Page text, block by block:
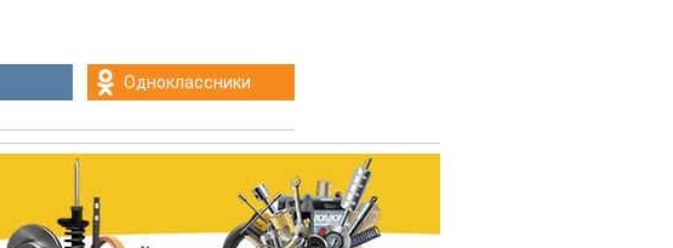
Одноклассники